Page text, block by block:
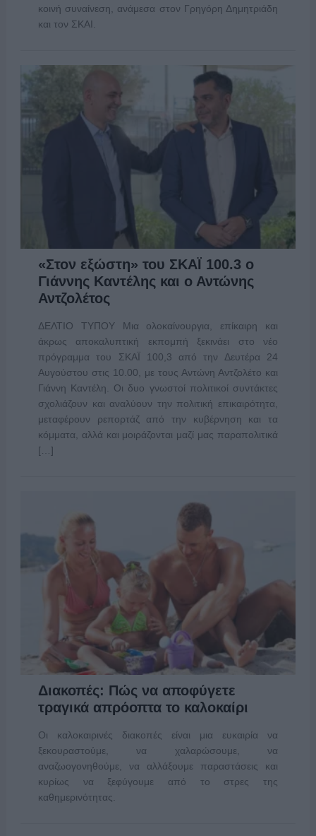
κοινή συναίνεση, ανάμεσα στον Γρηγόρη Δημητριάδη
και τον ΣΚΑΙ.
«Στον εξώστη» του ΣΚΑΪ 100.3 ο
Γιάννης Καντέλης και ο Αντώνης
Αντζολέτος
ΔΕΛΤΙΟ ΤΥΠΟΥ Μια ολοκαίνουργια, επίκαιρη και
άκρως αποκαλυπτική εκπομπή ξεκινάει στο νέο
πρόγραμμα του ΣΚΑΪ 100,3 από την Δευτέρα 24
Αυγούστου στις 10.00, με τους Αντώνη Αντζολέτο και
Γιάννη Καντέλη. Οι δυο γνωστοί πολιτικοί συντάκτες
σχολιάζουν και αναλύουν την πολιτική επικαιρότητα,
μεταφέρουν ρεπορτάζ από την κυβέρνηση και τα
κόμματα, αλλά και μοιράζονται μαζί μας παραπολιτικά
[…]
Διακοπές: Πώς να αποφύγετε
τραγικά απρόοπτα το καλοκαίρι
Οι καλοκαιρινές διακοπές είναι μια ευκαιρία να
ξεκουραστούμε, να χαλαρώσουμε, να
αναζωογονηθού­με, να αλλάξουμε παραστάσεις και
κυρίως να ξεφύγουμε από το στρες της
καθημερινότητας.